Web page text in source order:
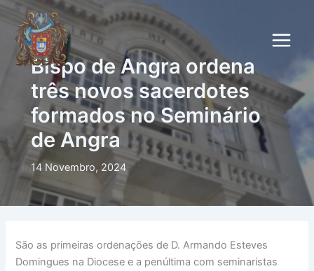
content
Bispo de Angra ordena
três novos sacerdotes
formados no Seminário
de Angra
14 Novembro, 2024
São as primeiras ordenações de D. Armando Esteves
Domingues na Diocese e a penúltima com seminaristas